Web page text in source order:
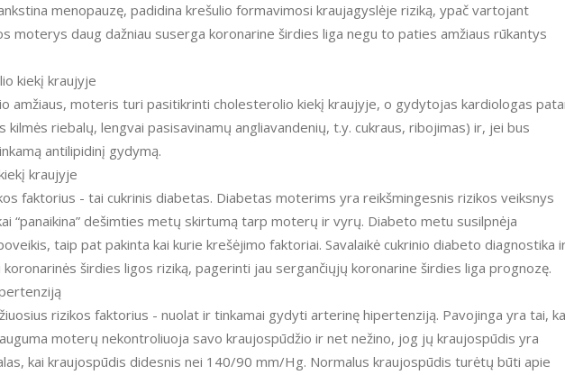
menopauzę, padidina krešulio formavimosi kraujagyslėje riziką, ypač vartojant
moterys daug dažniau suserga koronarine širdies liga negu to paties amžiaus rūkantys
kiekį kraujyje
amžiaus, moteris turi pasitikrinti cholesterolio kiekį kraujyje, o gydytojas kardiologas
kilmės riebalų, lengvai pasisavinamų angliavandenių, t.y. cukraus, ribojimas) ir, jei bus
antilipidinį gydymą.
kraujyje
faktorius - tai cukrinis diabetas. Diabetas moterims yra reikšmingesnis rizikos veiksnys
“panaikina” dešimties metų skirtumą tarp moterų ir vyrų. Diabeto metu susilpnėja
taip pat pakinta kai kurie krešėjimo faktoriai. Savalaikė cukrinio diabeto diagnostika
širdies ligos riziką, pagerinti jau sergančiųjų koronarine širdies liga prognozę.
rizikos faktorius - nuolat ir tinkamai gydyti arterinę hipertenziją. Pavojinga yra tai,
moterų nekontroliuoja savo kraujospūdžio ir net nežino, jog jų kraujospūdis yra
kai kraujospūdis didesnis nei 140/90 mm/Hg. Normalus kraujospūdis turėtų būti apie